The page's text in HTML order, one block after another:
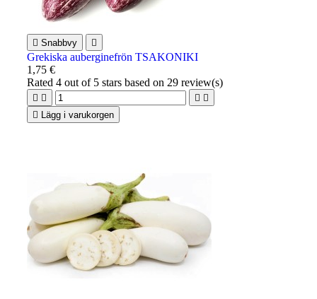
 Snabbvy 
Grekiska auberginefrön TSAKONIKI
1,75 €
Rated4 out of 5 stars based on 29 review(s)
   
 Lägg i varukorgen